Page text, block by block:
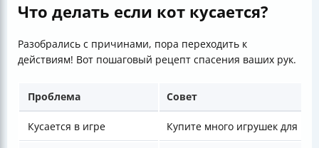
Что делать если кот кусается?
Разобрались с причинами, пора переходить к
действиям! Вот пошаговый рецепт спасения ваших рук.
Проблема Совет
Кусается в игре Купите много игрушек для